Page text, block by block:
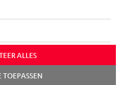
ALLES
TOEPASSEN